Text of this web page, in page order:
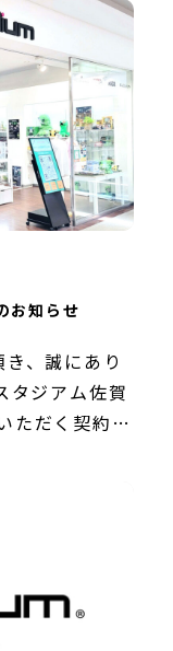
お知らせ
、誠にあり
タジアム佐賀
ただく契約社